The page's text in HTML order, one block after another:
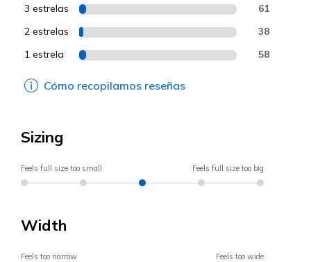
3 estrelas 61
2 estrelas 38
1 estrela 58
Cómo recopilamos reseñas
Sizing
Feels full size too small Feels full size too big
Width
Feels too narrow Feels too wide